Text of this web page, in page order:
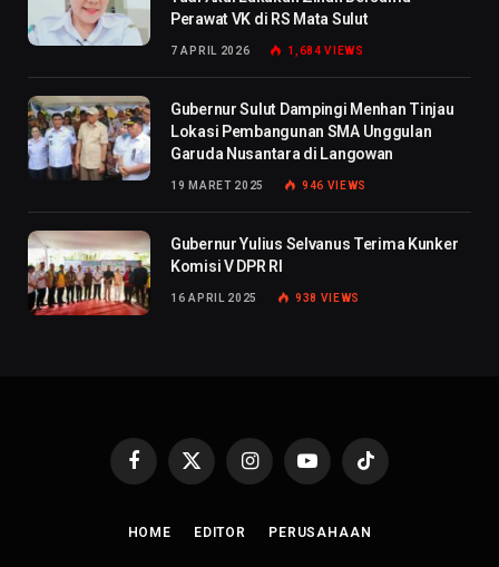
Perawat VK di RS Mata Sulut
7 APRIL 2026 1,684VIEWS
Gubernur Sulut Dampingi Menhan Tinjau
Lokasi Pembangunan SMA Unggulan
Garuda Nusantara di Langowan
19 MARET 2025 946 VIEWS
Gubernur Yulius Selvanus Terima Kunker
Komisi V DPR RI
16 APRIL 2025 938 VIEWS
Facebook
X
InstagramYouTubeTikTok
HOME EDITOR PERUSAHAAN